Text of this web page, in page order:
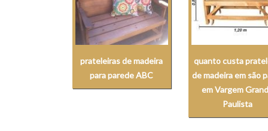
prateleiras de madeira
para parede ABC
quanto custa
de madeira em são
em Vargem
Paulista